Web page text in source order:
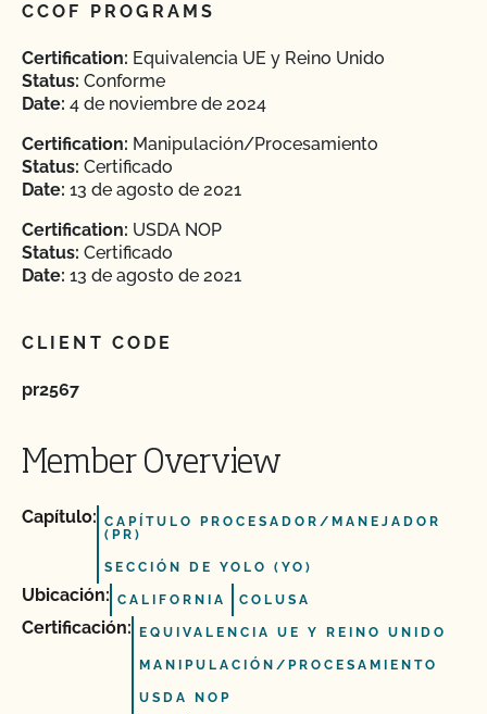
CCOF PROGRAMS
Certification: Equivalencia UE y Reino Unido
Status: Conforme
Date: 4 de noviembre de 2024
Certification: Manipulación/Procesamiento
Status: Certificado
Date: 13 de agosto de 2021
Certification: USDA NOP
Status: Certificado
Date: 13 de agosto de 2021
CLIENT CODE
pr2567
Member Overview
Capítulo: CAPÍTULO PROCESADOR/MANEJADOR
(PR)
SECCIÓN DE YOLO (YO)
Ubicación: CALIFORNIA COLUSA
Certificación: EQUIVALENCIA UE Y REINO UNIDO
MANIPULACIÓN/PROCESAMIENTO
USDA NOP